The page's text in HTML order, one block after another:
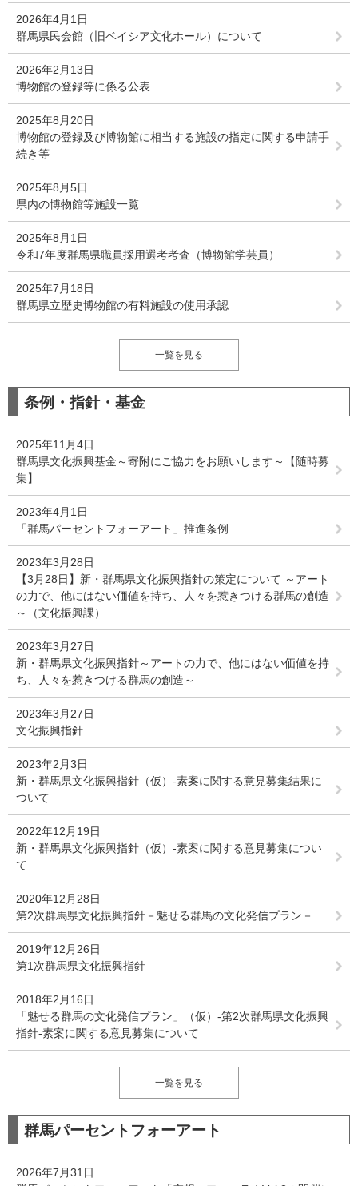
2026年4月1日
群馬県民会館（旧ベイシア文化ホール）について
2026年2月13日
博物館の登録等に係る公表
2025年8月20日
博物館の登録及び博物館に相当する施設の指定に関する申請手
続き等
2025年8月5日
県内の博物館等施設一覧
2025年8月1日
令和7年度群馬県職員採用選考考査（博物館学芸員）
2025年7月18日
群馬県立歴史博物館の有料施設の使用承認
一覧を見る
条例・指針・基金
2025年11月4日
群馬県文化振興基金～寄附にご協力をお願いします～【随時募
集】
2023年4月1日
「群馬パーセントフォーアート」推進条例
2023年3月28日
【3月28日】新・群馬県文化振興指針の策定について ～アート
の力で、他にはない価値を持ち、人々を惹きつける群馬の創造
～（文化振興課）
2023年3月27日
新・群馬県文化振興指針～アートの力で、他にはない価値を持
ち、人々を惹きつける群馬の創造～
2023年3月27日
文化振興指針
2023年2月3日
新・群馬県文化振興指針（仮）-素案に関する意見募集結果に
ついて
2022年12月19日
新・群馬県文化振興指針（仮）-素案に関する意見募集につい
て
2020年12月28日
第2次群馬県文化振興指針－魅せる群馬の文化発信プラン－
2019年12月26日
第1次群馬県文化振興指針
2018年2月16日
「魅せる群馬の文化発信プラン」（仮）-第2次群馬県文化振興
指針-素案に関する意見募集について
一覧を見る
群馬パーセントフォーアート
2026年7月31日